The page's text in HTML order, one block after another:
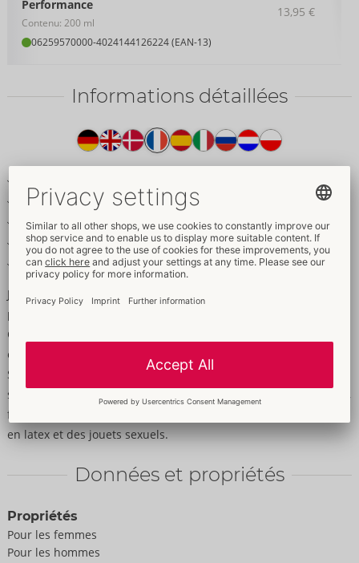
Performance
Contenu: 200 ml
06259570000-4024144126224 (EAN-13)
13,95 €
Informations détaillées
Convient également pour les jouets
Végétalien, sans graisse
Neutre au goût et à l'odeur
Résistant aux préservatifs en latex
Just Glide Performance est parfait pour des jeux amoureux
prolongés - même avec des jouets !
Ce gel lubrifiant à base d'eau et de silicone a une consistance
extra souple et d'excellentes propriétés de glisse longue durée.
Son utilisation laisse une merveilleuse sensation veloutée et
soyeuse sur la peau. Végétalien, inodore et sans goût. Non gras,
facile à rincer. Convient pour l'utilisation avec des préservatifs
en latex et des jouets sexuels.
Données et propriétés
Propriétés
Pour les femmes
Pour les hommes